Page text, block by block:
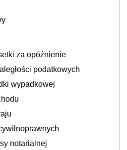
za opóźnienie
podatkowych
wypadkowej
notarialnej